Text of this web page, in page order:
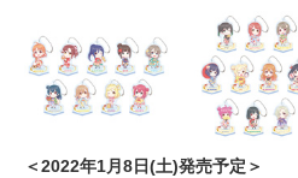
＜2022年1月8日(土)発売予定＞